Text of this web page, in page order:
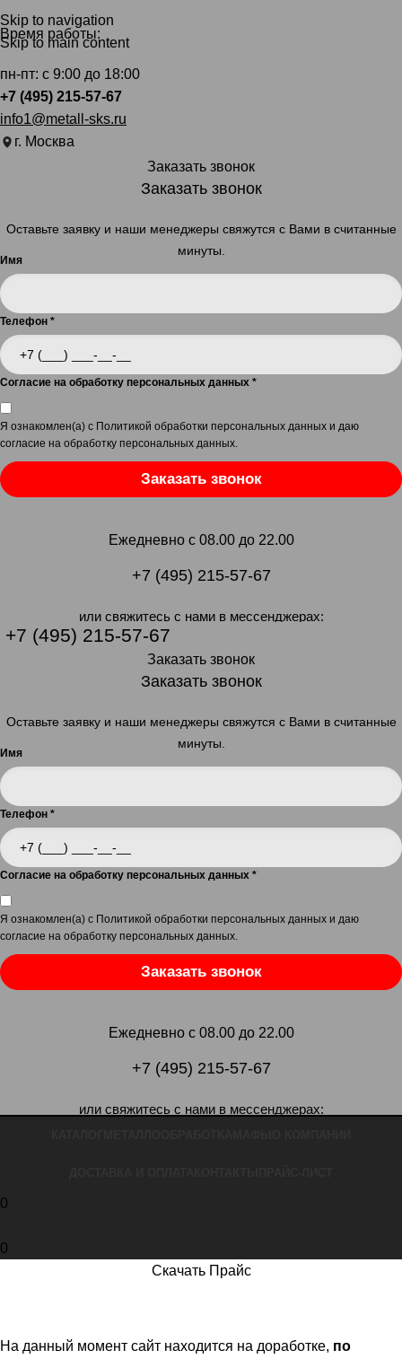
Skip to navigation
Skip to main content
Время работы:
пн-пт: с 9:00 до 18:00
+7 (495) 215-57-67
info1@metall-sks.ru
г. Москва
Заказать звонок
Заказать звонок
Оставьте заявку и наши менеджеры свяжутся с Вами в считанные
минуты.
Имя
Телефон *
Согласие на обработку персональных данных *
Я ознакомлен(а) с Политикой обработки персональных данных и даю
согласие на обработку персональных данных
Заказать звонок
Ежедневно с 08.00 до 22.00
+7 (495) 215-57-67
или свяжитесь с нами в мессенджерах:
+7 (495) 215-57-67
Заказать звонок
Заказать звонок
Оставьте заявку и наши менеджеры свяжутся с Вами в считанные
минуты.
Имя
Телефон *
Согласие на обработку персональных данных *
Я ознакомлен(а) с Политикой обработки персональных данных и даю
согласие на обработку персональных данных
Заказать звонок
Ежедневно с 08.00 до 22.00
+7 (495) 215-57-67
или свяжитесь с нами в мессенджерах:
0
0
Скачать Прайс
На данный момент сайт находится на доработке, по